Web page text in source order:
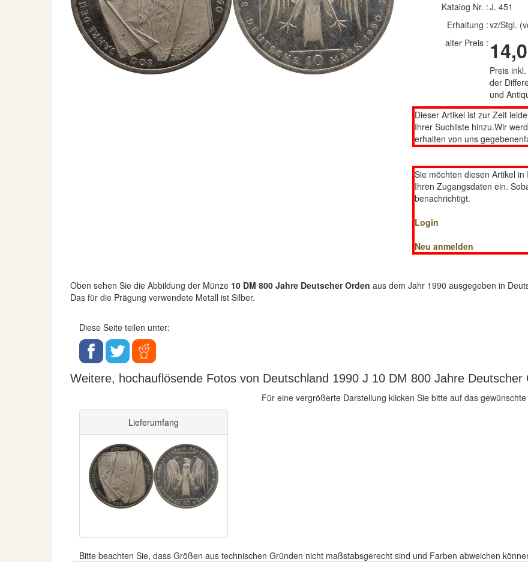
Katalog Nr. :J. 451
Erhaltung :vz/Stgl.
alter Preis :
Preis
der
und
Dieser Artikel ist zur Zeit
Ihrer Suchliste hinzu.Wir
erhalten von uns
Sie möchten diesen Artikel
Ihren Zugangsdaten ein.
benachrichtigt.
Login
Neu anmelden
Oben sehen Sie die Abbildung der Münze 10 DM 800 Jahre Deutscher Orden aus dem Jahr 1990 ausgegeben in
Das für die Prägung verwendete Metall ist Silber.
Diese Seite teilen unter:
Weitere, hochauflösende Fotos von Deutschland 1990 J 10 DM 800 Jahre
Für eine vergrößerte Darstellung klicken Sie bitte auf das gewünschte
Lieferumfang
Bitte beachten Sie, dass Größen aus technischen Gründen nicht maßstabsgerecht sind und Farben abweichen